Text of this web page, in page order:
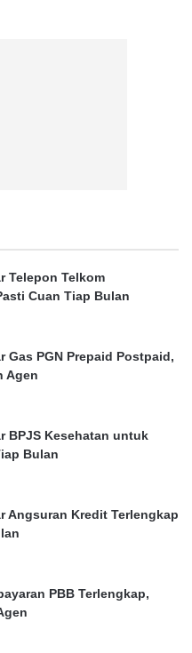
Telepon Telkom
Cuan Tiap Bulan
Gas PGN Prepaid Postpaid,
Agen
BPJS Kesehatan untuk
Bulan
Angsuran Kredit Terlengkap
PBB Terlengkap,